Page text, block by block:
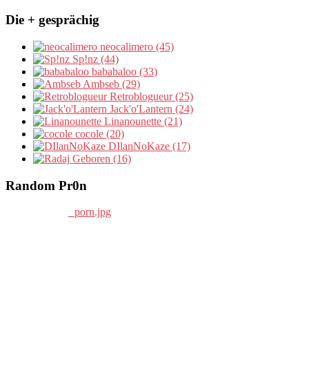
Die + gesprächig
neocalimero (45)
Sp!nz (44)
bababaloo (33)
Ambseb (29)
Retroblogueur (25)
Jack'o'Lantern (24)
Linanounette (21)
cocole (20)
DIlanNoKaze (17)
Geboren (16)
Random Pr0n